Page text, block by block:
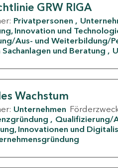
GRW RIGA
Privatpersonen
Innovation und
Aus- und Weiterbildung/
und Beratung
Wachstum
Unternehmen
Qualifizierung/
Innovationen und